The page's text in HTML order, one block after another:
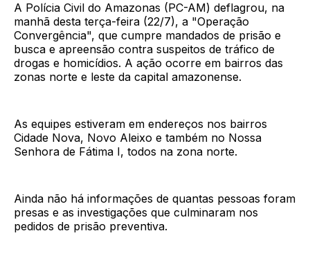
A Polícia Civil do Amazonas (PC-AM) deflagrou, na
manhã desta terça-feira (22/7), a "Operação
Convergência", que cumpre mandados de prisão e
busca e apreensão contra suspeitos de tráfico de
drogas e homicídios. A ação ocorre em bairros das
zonas norte e leste da capital amazonense.
As equipes estiveram em endereços nos bairros
Cidade Nova, Novo Aleixo e também no Nossa
Senhora de Fátima I, todos na zona norte.
Ainda não há informações de quantas pessoas foram
presas e as investigações que culminaram nos
pedidos de prisão preventiva.